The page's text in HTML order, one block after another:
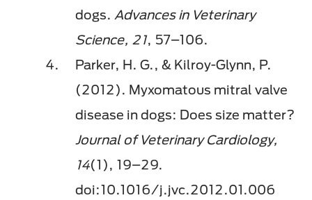
dogs. Advances in Veterinary
Science, 21, 57–106.
Parker, H. G., & Kilroy-Glynn, P.
(2012). Myxomatous mitral valve
disease in dogs: Does size matter?
Journal of Veterinary Cardiology,
14(1), 19–29.
doi:10.1016/j.jvc.2012.01.006